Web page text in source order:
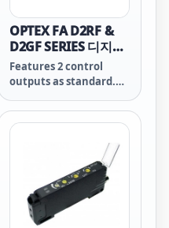
TE 특징
Temperature/electrica
l section with RTD 측정/
시뮬레이션 TC 측정/시뮬
레이션 전압 측정/발생 전
류 측정/발생 펄스 발생 주
파수 발생 El
OPTEX FA D2RF &
D2GF SERIES 디지털
화이버센서
Features 2 control
outputs as standard.
channel, you can set
Light ON/Dark ON,
timer and threshold
independently. Also, a
dual output type with
a control output and
analog output (4 to 20
mA) is available.